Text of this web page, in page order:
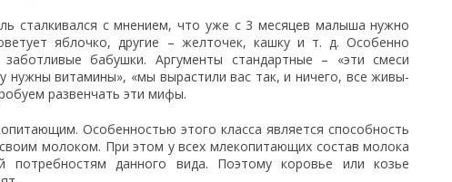
сталкивался с мнением, что уже с 3 месяцев малыша нужно
яблочко, другие – желточек, кашку и т. д. Особенно
бабушки. Аргументы стандартные – «эти смеси
нужны витамины», «мы вырастили вас так, и ничего, все живы-
развенчать эти мифы.
Особенностью этого класса является способность
молоком. При этом у всех млекопитающих состав молока
потребностям данного вида. Поэтому коровье или козье